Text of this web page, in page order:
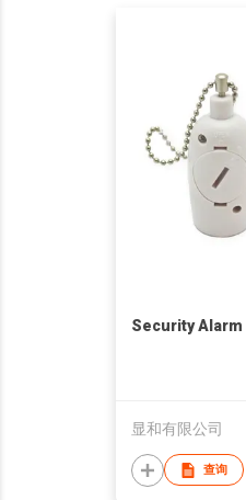
Security Alarm
显和有限公司
查询